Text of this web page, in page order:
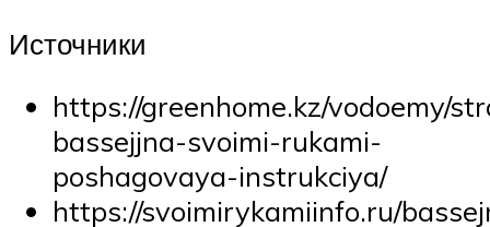
Источники
https://greenhome.kz/vodoemy/
bassejjna-svoimi-rukami-
poshagovaya-instrukciya/
https://svoimirykamiinfo.ru/